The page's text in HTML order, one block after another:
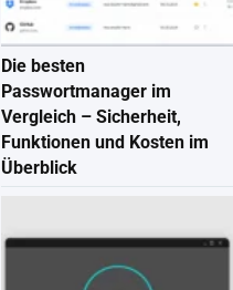
Die besten
Passwortmanager im
Vergleich – Sicherheit,
Funktionen und Kosten im
Überblick